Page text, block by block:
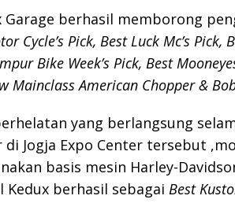
Garage berhasil memborong
Cycle’s Pick, Best Luck Mc’s Pick,
Bike Week’s Pick, Best
Mainclass American Chopper &
yang berlangsung
di Jogja Expo Center tersebut
basis mesin Harley-
berhasil sebagai Best